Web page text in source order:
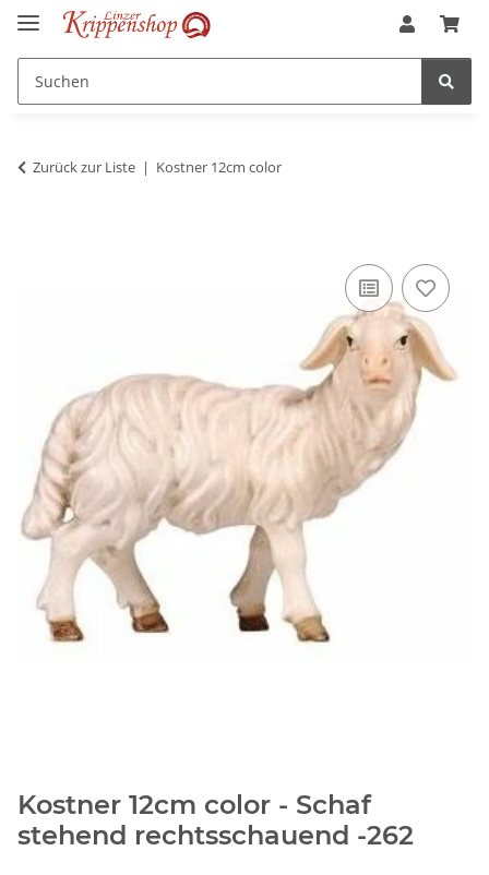
Zurück zur Liste Kostner 12cm color
Kostner 12cm color - Schaf
stehend rechtsschauend -262